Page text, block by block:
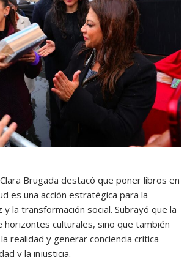
Brugada destacó que poner libros en
es una acción estratégica para la
y la transformación social. Subrayó que la
horizontes culturales, sino que también
realidad y generar conciencia crítica
y la injusticia.